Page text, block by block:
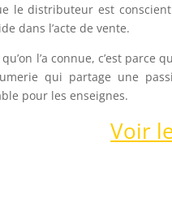
le distributeur est
dans l’acte de vente.
l’a connue, c’est parce
qui partage une
pour les enseignes.
Voir